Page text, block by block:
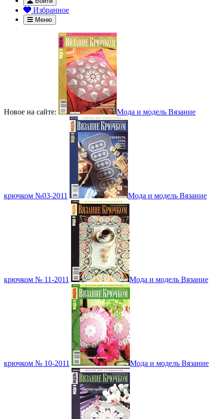
Избранное
Меню
Новое на сайте: Мода и модель Вязание
крючком №03-2011 Мода и модель Вязание
крючком № 11-2011 Мода и модель Вязание
крючком № 10-2011 Мода и модель Вязание